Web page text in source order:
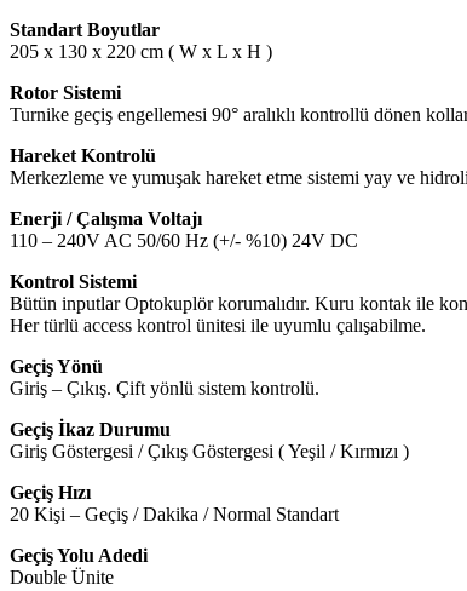
Standart Boyutlar
205 x 130 x 220 cm ( W x L x H )
Rotor Sistemi
Turnike geçiş engellemesi 90° aralıklı kontrollü dönen
Hareket Kontrolü
Merkezleme ve yumuşak hareket etme sistemi yay ve
Enerji / Çalışma Voltajı
110 – 240V AC 50/60 Hz (+/- %10) 24V DC
Kontrol Sistemi
Bütün inputlar Optokuplör korumalıdır. Kuru kontak ile
Her türlü access kontrol ünitesi ile uyumlu çalışabilme.
Geçiş Yönü
Giriş – Çıkış. Çift yönlü sistem kontrolü.
Geçiş İkaz Durumu
Giriş Göstergesi / Çıkış Göstergesi ( Yeşil / Kırmızı )
Geçiş Hızı
20 Kişi – Geçiş / Dakika / Normal Standart
Geçiş Yolu Adedi
Double Ünite